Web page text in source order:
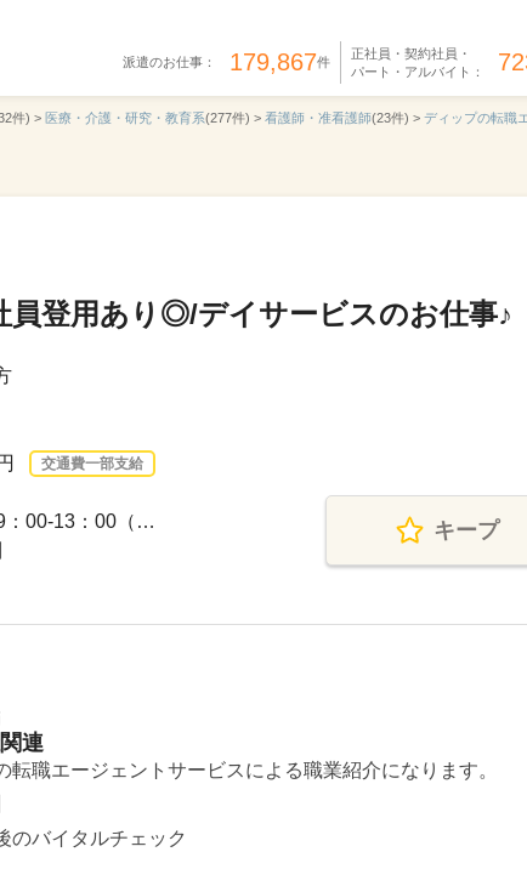
派遣のお仕事： 179,867件
正社員・契約社員・
パート・アルバイト：
件) > 医療・介護・研究・教育系(277件) > 看護師・准看護師(23件) > ディップの転職
員登用あり◎/デイサービスのお仕事♪
交通費一部支給
：00-13：00（…
キープ
連
職エージェントサービスによる職業紹介になります。
のバイタルチェック